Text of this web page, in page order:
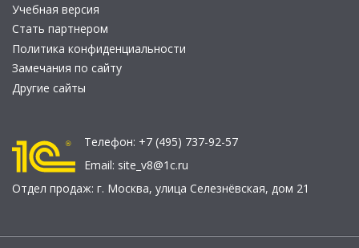
Учебная версия
Стать партнером
Политика конфиденциальности
Замечания по сайту
Другие сайты
Телефон: +7 (495) 737-92-57
Email: site_v8@1c.ru
Отдел продаж: г. Москва, улица Селезнёвская, дом 21